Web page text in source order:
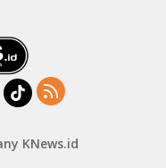
KNews.id